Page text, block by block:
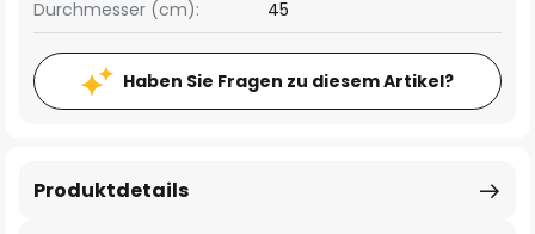
Durchmesser (cm):
45
Haben Sie Fragen zu diesem Artikel?
Produktdetails